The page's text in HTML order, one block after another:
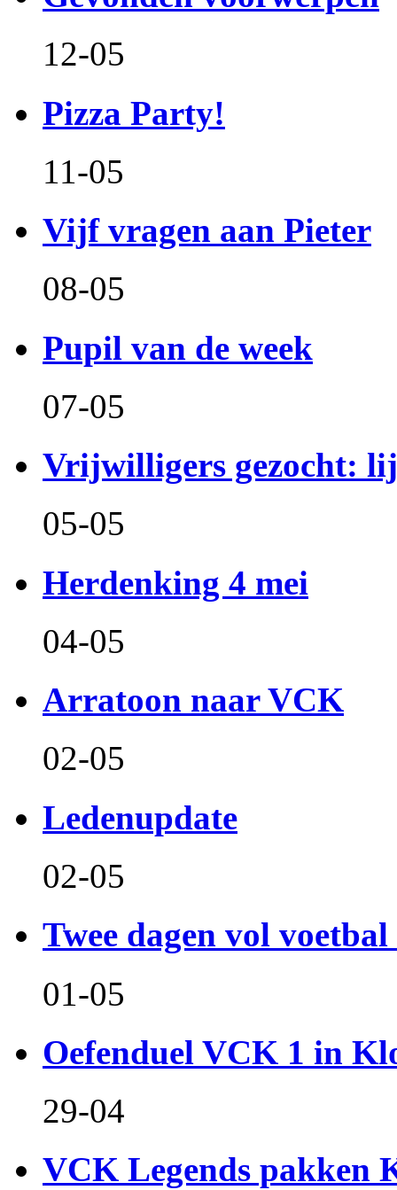
12-05
Pizza Party!
11-05
Vijf vragen aan Pieter
08-05
Pupil van de week
07-05
Vrijwilligers gezocht:
05-05
Herdenking 4 mei
04-05
Arratoon naar VCK
02-05
Ledenupdate
02-05
Twee dagen vol
01-05
Oefenduel VCK 1 in
29-04
VCK Legends pakken